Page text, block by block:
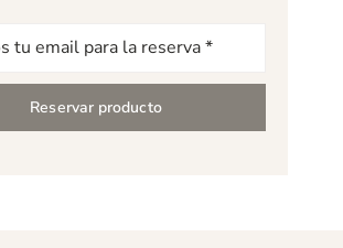
Reservar producto